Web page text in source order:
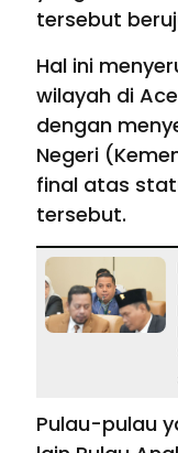
tersebut
Hal ini
wilayah di
dengan
Negeri
final atas
tersebut.
Pulau-pulau